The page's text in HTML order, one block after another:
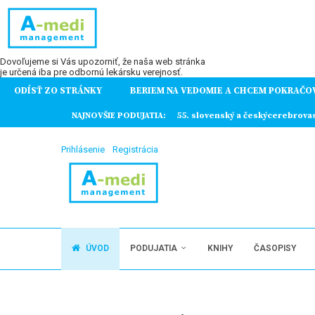
Dovoľujeme si Vás upozorniť, že naša web stránka
je určená iba pre odbornú lekársku verejnosť.
ODÍSŤ ZO STRÁNKY BERIEM NA VEDOMIE A CHCEM
NAJNOVŠIE PODUJATIA: 55. slovenský a
Prihlásenie Registrácia
ÚVOD PODUJATIA KNIHY ČASOPISY